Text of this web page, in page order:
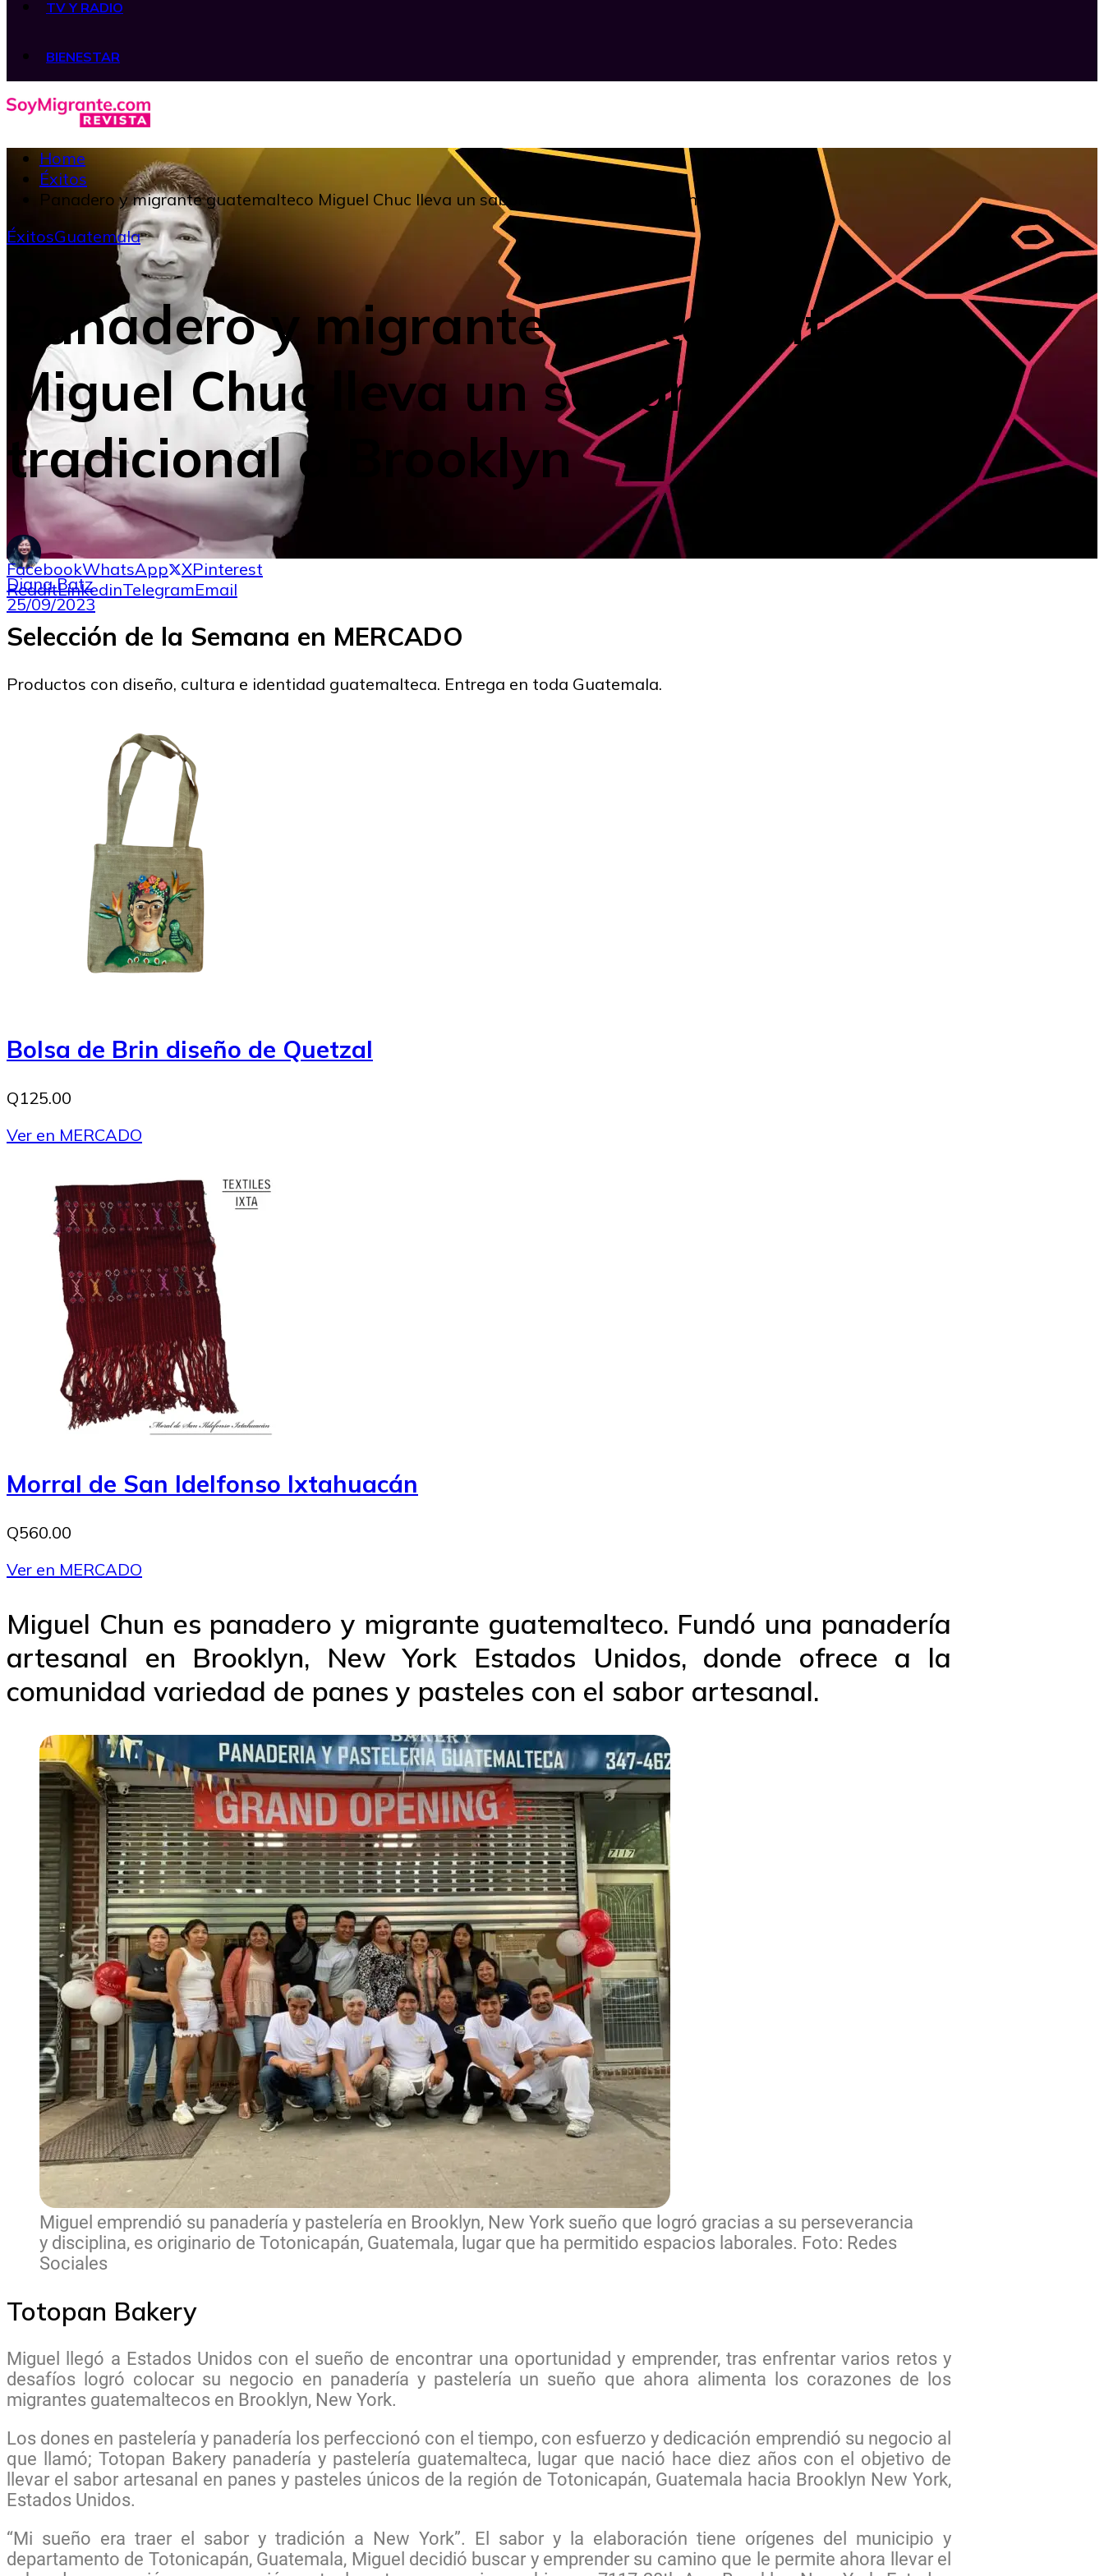
TV Y RADIO
BIENESTAR
Home
Éxitos
Panadero y migrante guatemalteco Miguel Chuc lleva un sabor tradicional a Brooklyn
ÉxitosGuatemala
Panadero y migrante guatemalteco
Miguel Chuc lleva un sabor
tradicional a Brooklyn
Diana Batz
25/09/2023
FacebookWhatsApp XPinterest
RedditLinkedinTelegramEmail
Selección de la Semana en MERCADO
Productos con diseño, cultura e identidad guatemalteca. Entrega en toda Guatemala.
Bolsa de Brin diseño de Quetzal
Q125.00
Ver en MERCADO
Morral de San Idelfonso Ixtahuacán
Q560.00
Ver en MERCADO
Miguel Chun es panadero y migrante guatemalteco. Fundó una panadería
artesanal en Brooklyn, New York Estados Unidos, donde ofrece a la
comunidad variedad de panes y pasteles con el sabor artesanal.
Miguel emprendió su panadería y pastelería en Brooklyn, New York sueño que logró gracias a su perseverancia
y disciplina, es originario de Totonicapán, Guatemala, lugar que ha permitido espacios laborales. Foto: Redes
Sociales
Totopan Bakery
Miguel llegó a Estados Unidos con el sueño de encontrar una oportunidad y emprender, tras enfrentar varios retos y
desafíos logró colocar su negocio en panadería y pastelería un sueño que ahora alimenta los corazones de los
migrantes guatemaltecos en Brooklyn, New York.
Los dones en pastelería y panadería los perfeccionó con el tiempo, con esfuerzo y dedicación emprendió su negocio al
que llamó; Totopan Bakery panadería y pastelería guatemalteca, lugar que nació hace diez años con el objetivo de
llevar el sabor artesanal en panes y pasteles únicos de la región de Totonicapán, Guatemala hacia Brooklyn New York,
Estados Unidos.
“Mi sueño era traer el sabor y tradición a New York”. El sabor y la elaboración tiene orígenes del municipio y
departamento de Totonicapán, Guatemala, Miguel decidió buscar y emprender su camino que le permite ahora llevar el